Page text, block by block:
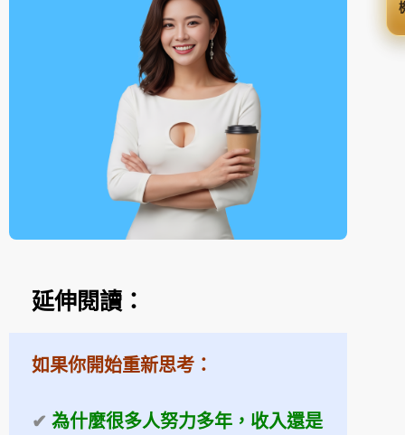
延伸閱讀：
如果你開始重新思考：
✔ 為什麼很多人努力多年，收入還是